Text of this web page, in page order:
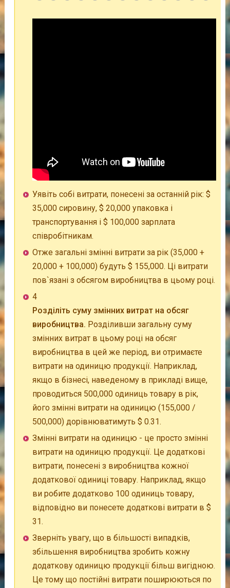
Уявіть собі витрати, понесені за останній рік: $
35,000 сировину, $ 20,000 упаковка і
транспортування і $ 100,000 зарплата
співробітникам.
Отже загальні змінні витрати за рік (35,000 +
20,000 + 100,000) будуть $ 155,000. Ці витрати
пов`язані з обсягом виробництва в цьому році.
4
Розділіть суму змінних витрат на обсяг
виробництва. Розділивши загальну суму
змінних витрат в цьому році на обсяг
виробництва в цей же період, ви отримаєте
витрати на одиницю продукції. Наприклад,
якщо в бізнесі, наведеному в прикладі вище,
проводиться 500,000 одиниць товару в рік,
його змінні витрати на одиницю (155,000 /
500,000) дорівнюватимуть $ 0.31.
Змінні витрати на одиницю - це просто змінні
витрати на одиницю продукції. Це додаткові
витрати, понесені з виробництва кожної
додаткової одиниці товару. Наприклад, якщо
ви робите додатково 100 одиниць товару,
відповідно ви понесете додаткові витрати в $
31.
Зверніть увагу, що в більшості випадків,
збільшення виробництва зробить кожну
додаткову одиницю продукції більш вигідною.
Це тому що постійні витрати поширюються по